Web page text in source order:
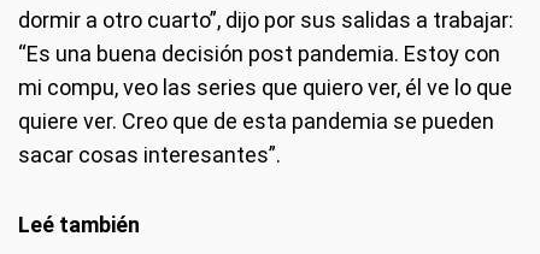
dormir a otro cuarto”, dijo por sus salidas a trabajar:
“Es una buena decisión post pandemia. Estoy con
mi compu, veo las series que quiero ver, él ve lo que
quiere ver. Creo que de esta pandemia se pueden
sacar cosas interesantes”.